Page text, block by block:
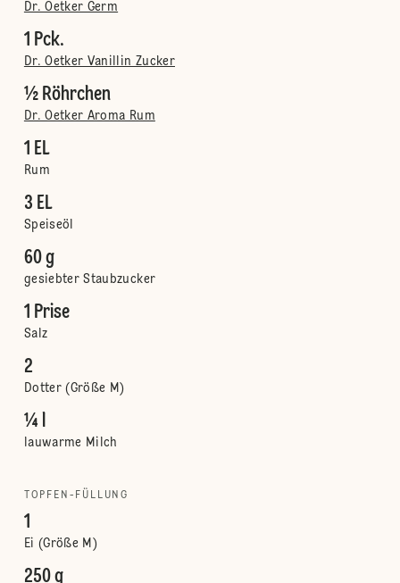
Dr. Oetker Germ
1 Pck.
Dr. Oetker Vanillin Zucker
½ Röhrchen
Dr. Oetker Aroma Rum
1 EL
Rum
3 EL
Speiseöl
60 g
gesiebter Staubzucker
1 Prise
Salz
2
Dotter (Größe M)
¼ l
lauwarme Milch
TOPFEN-FÜLLUNG
1
Ei (Größe M)
250 g